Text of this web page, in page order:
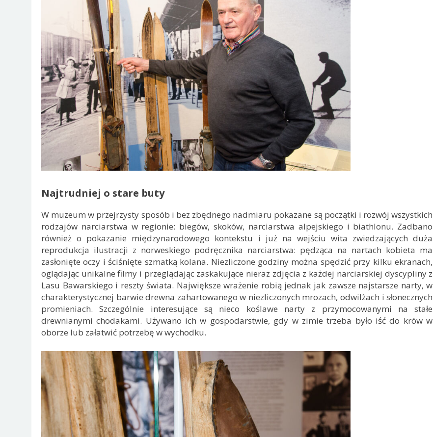
Najtrudniej o stare buty
W muzeum w przejrzysty sposób i bez zbędnego nadmiaru pokazane są początki i rozwój wszystkich
rodzajów narciarstwa w regionie: biegów, skoków, narciarstwa alpejskiego i biathlonu. Zadbano
również o pokazanie międzynarodowego kontekstu i już na wejściu wita zwiedzających duża
reprodukcja ilustracji z norweskiego podręcznika narciarstwa: pędząca na nartach kobieta ma
zasłonięte oczy i ściśnięte szmatką kolana. Niezliczone godziny można spędzić przy kilku ekranach,
oglądając unikalne filmy i przeglądając zaskakujące nieraz zdjęcia z każdej narciarskiej dyscypliny z
Lasu Bawarskiego i reszty świata. Największe wrażenie robią jednak jak zawsze najstarsze narty, w
charakterystycznej barwie drewna zahartowanego w niezliczonych mrozach, odwilżach i słonecznych
promieniach. Szczególnie interesujące są nieco koślawe narty z przymocowanymi na stałe
drewnianymi chodakami. Używano ich w gospodarstwie, gdy w zimie trzeba było iść do krów w
oborze lub załatwić potrzebę w wychodku.